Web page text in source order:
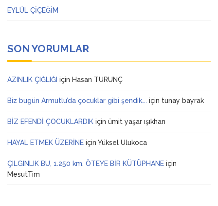
EYLÜL ÇİÇEĞİM
SON YORUMLAR
AZINLIK ÇIĞLIĞI için Hasan TURUNÇ
Biz bugün Armutlu’da çocuklar gibi şendik…. için tunay bayrak
BİZ EFENDİ ÇOCUKLARDIK için ümit yaşar ışıkhan
HAYAL ETMEK ÜZERİNE için Yüksel Ulukoca
ÇILGINLIK BU, 1.250 km. ÖTEYE BİR KÜTÜPHANE için
MesutTim